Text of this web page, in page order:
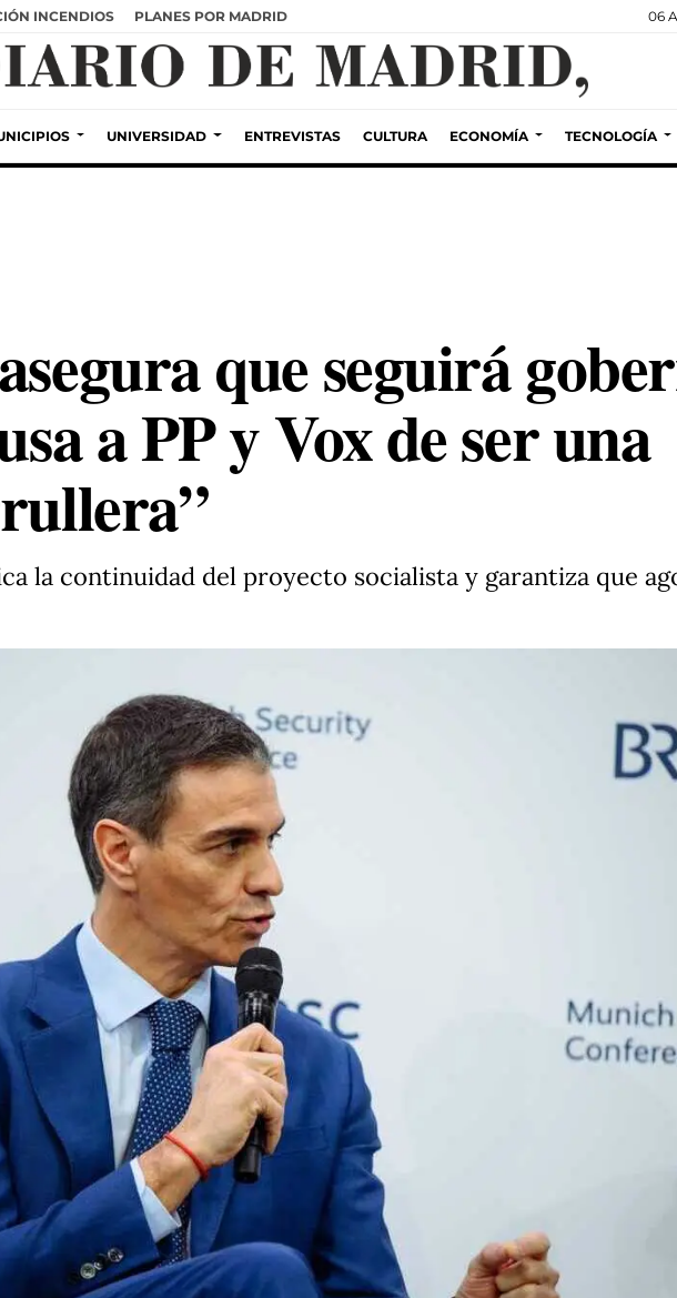
INCENDIOS PLANES POR MADRID 06
UNIVERSIDAD ENTREVISTAS CULTURA ECONOMÍA TECNOLOGÍA
que seguirá
a PP y Vox de ser una
la continuidad del proyecto socialista y garantiza que